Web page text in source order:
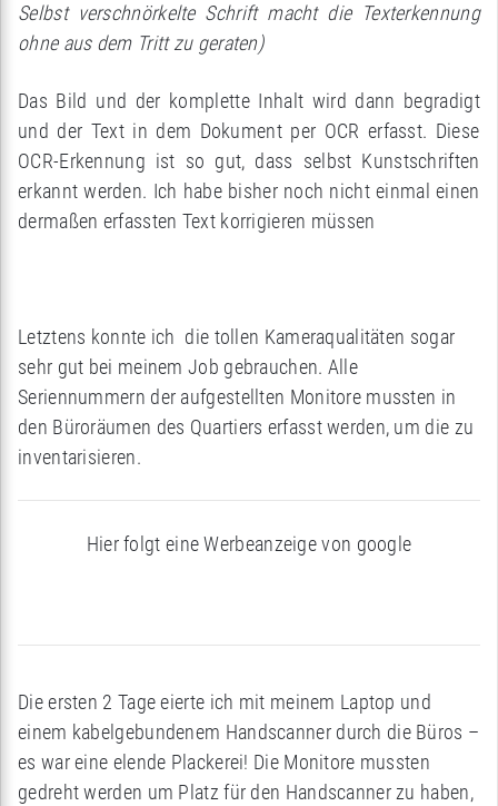
Selbst verschnörkelte Schrift macht die Texterkennung
ohne aus dem Tritt zu geraten)
Das Bild und der komplette Inhalt wird dann begradigt
und der Text in dem Dokument per OCR erfasst. Diese
OCR-Erkennung ist so gut, dass selbst Kunstschriften
erkannt werden. Ich habe bisher noch nicht einmal einen
dermaßen erfassten Text korrigieren müssen
Letztens konnte ich die tollen Kameraqualitäten sogar
sehr gut bei meinem Job gebrauchen. Alle
Seriennummern der aufgestellten Monitore mussten in
den Büroräumen des Quartiers erfasst werden, um die zu
inventarisieren.
Hier folgt eine Werbeanzeige von google
Die ersten 2 Tage eierte ich mit meinem Laptop und
einem kabelgebundenem Handscanner durch die Büros –
es war eine elende Plackerei! Die Monitore mussten
gedreht werden um Platz für den Handscanner zu haben,